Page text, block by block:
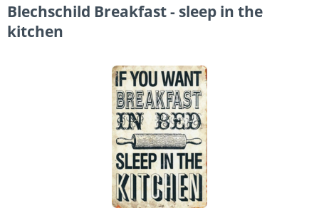
Blechschild Breakfast - sleep in the
kitchen